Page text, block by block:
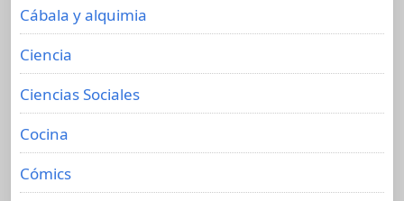
Cábala y alquimia
Ciencia
Ciencias Sociales
Cocina
Cómics